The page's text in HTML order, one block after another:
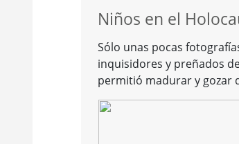
Niños en el
Sólo unas pocas
inquisidores y preñados
permitió madurar y gozar